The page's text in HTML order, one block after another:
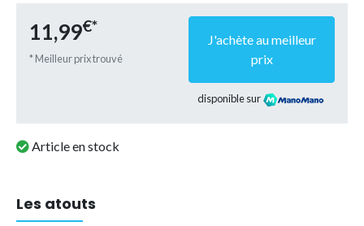
11,99€*
* Meilleur prix trouvé
J'achète au meilleur
prix
disponible sur
Article en stock
Les atouts